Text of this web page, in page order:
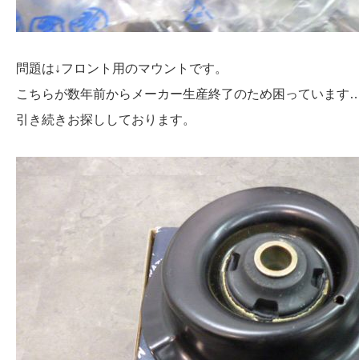
問題は↓フロント用のマウントです。
こちらが数年前からメーカー生産終了のため困っていま
引き続きお探ししております。